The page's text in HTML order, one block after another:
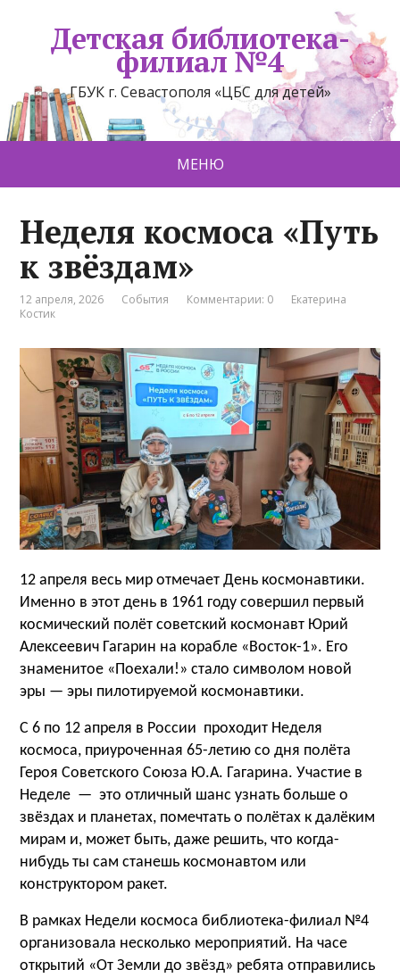
Детская библиотека-
филиал №4
ГБУК г. Севастополя «ЦБС для детей»
МЕНЮ
Неделя космоса «Путь
к звёздам»
12 апреля, 2026 События Комментарии: 0
Екатерина
Костик
12 апреля весь мир отмечает День космонавтики.
Именно в этот день в 1961 годусовершил первый
космический полёт советский космонавт Юрий
Алексеевич Гагарин на корабле «Восток-1». Его
знаменитое «Поехали!» стало символом новой
эры — эры пилотируемой космонавтики.
С 6 по 12 апреля в России проходит Неделя
космоса, приуроченная65-летию со дня полёта
Героя Советского Союза Ю.А. Гагарина. Участие в
Неделе — это отличный шанс узнать больше о
звёздах и планетах, помечтать о полётах к далёким
мирам и, может быть, даже решить, что когда-
нибудь ты сам станешь космонавтом или
конструктором ракет.
В рамках Недели космоса библиотека-филиал №4
организовала несколько мероприятий. На часе
открытий «От Земли до звёзд» ребята отправились